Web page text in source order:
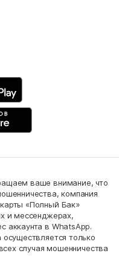
ваше внимание, что
компания
«Полный Бак»
и мессенджерах,
аккаунта в WhatsApp.
только
случая мошенничества